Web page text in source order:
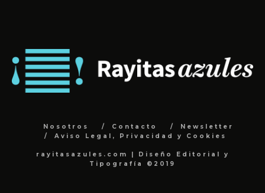
Nosotros Contacto
Newsletter
Aviso Legal, Privacidad y Cookies
rayitasazules.com | Diseño Editorial y
Tipografía ©2019